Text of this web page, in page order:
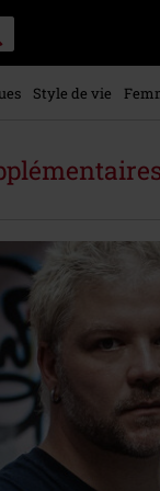
Style de vie